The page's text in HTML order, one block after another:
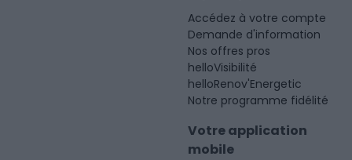
Accédez à votre compte
Demande d'information
Nos offres pros
helloVisibilité
helloRenov'Energetic
Notre programme fidélité
Votre application
mobile